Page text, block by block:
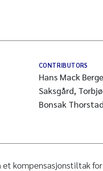
CONTRIBUTORS
Hans Mack
Saksgård,
Bonsak
kompensasjonstiltak